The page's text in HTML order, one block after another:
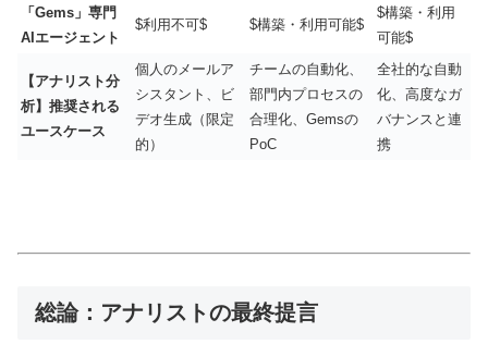
「Gems」専門
AIエージェント
$利用不可$ $構築・利用可能$
$構築・利用
可能$
【アナリスト分
析】推奨される
ユースケース
個人のメールア
シスタント、ビ
デオ生成（限定
的）
チームの自動化、
部門内プロセスの
合理化、Gemsの
PoC
全社的な自動
化、高度なガ
バナンスと連
携
総論：アナリストの最終提言